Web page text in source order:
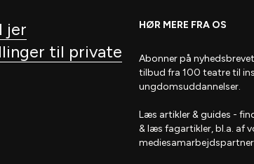
jer
til private
HØR MERE FRA OS
Abonner på nyhedsbrevet
tilbud fra 100 teatre til
ungdomsuddannelser.
Læs artikler & guides -
& læs fagartikler, bl.a. af
mediesamarbejdspartner